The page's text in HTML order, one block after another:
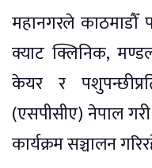
महानगरले काठमाडौँ
क्याट क्लिनिक,
केयर र
(एसपीसीए) नेपाल
कार्यक्रम सञ्चालन